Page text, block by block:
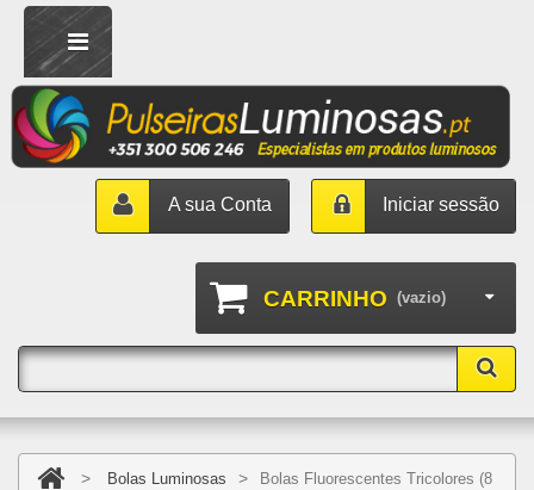
Iniciar sessão
A sua Conta
CARRINHO (vazio)
> Bolas Luminosas >
Bolas Fluorescentes Tricolores (8